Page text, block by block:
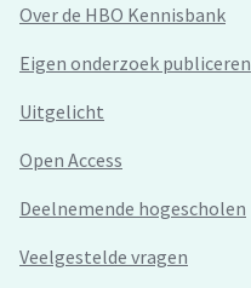
Over de HBO Kennisbank
Eigen onderzoek publiceren
Uitgelicht
Open Access
Deelnemende hogescholen
Veelgestelde vragen